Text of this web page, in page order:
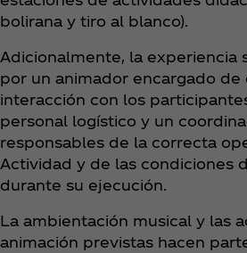
bolirana y tiro al blanco).
Adicionalmente, la experiencia
por un animador encargado de
interacción con los
personal logístico y un
responsables de la correcta
Actividad y de las condiciones
durante su ejecución.
La ambientación musical y las
animación previstas hacen